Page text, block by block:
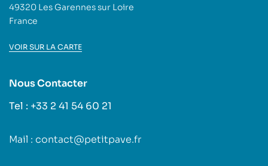
49320 Les Garennes sur Loire
France
VOIR SUR LA CARTE
Nous Contacter
Tel : +33 2 41 54 60 21
Mail : contact@petitpave.fr